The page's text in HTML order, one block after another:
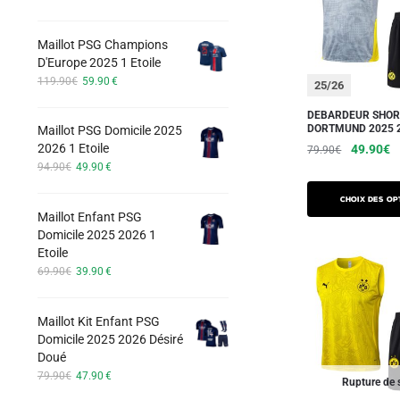
options
peuvent
choisies
sur
la
page
du
produit
25/26
DEBARDEUR
DORTMUND 2025
79.90€
Le
était :
49.90€Le
Choix des
Ce
produit
variations.
Les
options
peuvent
être
choisiesRupture de
était :
74.90€.
est :
42.90€.
Maillot PSG Champions
D'Europe 2025 1 Etoile
119.90€ Le
était :
119.90€.
59.90 €Le
est :
Maillot PSG Domicile 2025
2026 1 Etoile
94.90€ Le
était :
94.90€.
49.90 €Le
est :
49.90€.
Maillot Enfant PSG
Domicile 2025 2026 1
Etoile
69.90€ Le
était :
69.90€.
39.90 €Le
est :
39.90€.
Maillot Kit Enfant PSG
Domicile 2025 2026 Désiré
Doué
79.90€ Le
47.90 €Le